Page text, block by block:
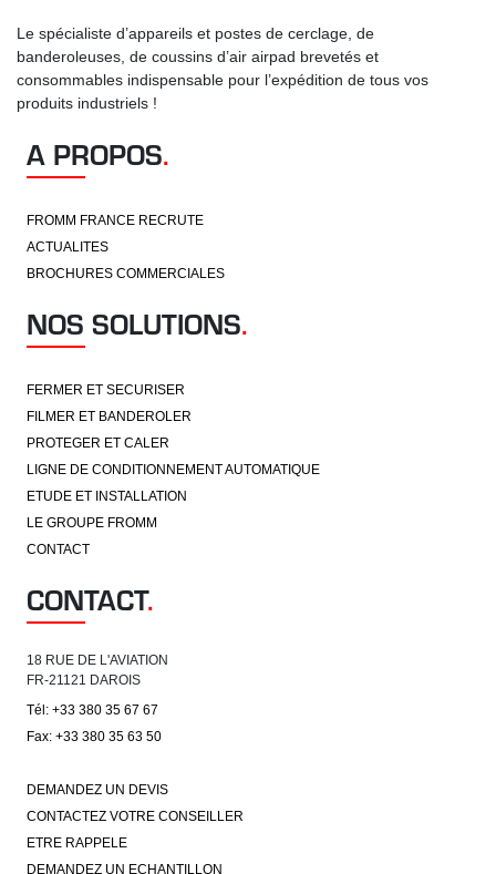
Le spécialiste d’appareils et postes de cerclage, de
banderoleuses, de coussins d’air airpad brevetés et
consommables indispensable pour l’expédition de tous vos
produits industriels !
A PROPOS.
FROMM FRANCE RECRUTE
ACTUALITES
BROCHURES COMMERCIALES
NOS SOLUTIONS.
FERMER ET SECURISER
FILMER ET BANDEROLER
PROTEGER ET CALER
LIGNE DE CONDITIONNEMENT AUTOMATIQUE
ETUDE ET INSTALLATION
LE GROUPE FROMM
CONTACT
CONTACT.
18 RUE DE L'AVIATION
FR-21121 DAROIS
Tél: +33 380 35 67 67
Fax: +33 380 35 63 50
DEMANDEZ UN DEVIS
CONTACTEZ VOTRE CONSEILLER
ETRE RAPPELE
DEMANDEZ UN ECHANTILLON